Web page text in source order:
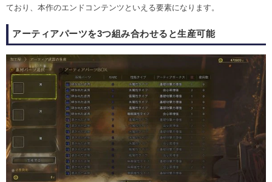
ており、本作のエンドコンテンツといえる要素になります。
アーティアパーツを3つ組み合わせると生産可能